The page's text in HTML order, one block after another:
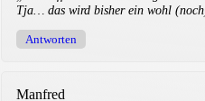
Tja… das wird bisher ein wohl
Antworten
Manfred